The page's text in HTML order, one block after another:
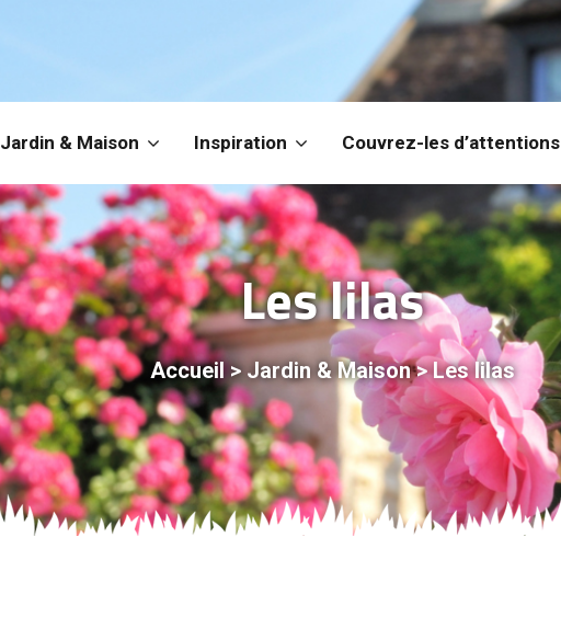
Jardin & Maison Inspiration Couvrez-les d’attentions
Les lilas
Accueil>Jardin & Maison>Les lilas